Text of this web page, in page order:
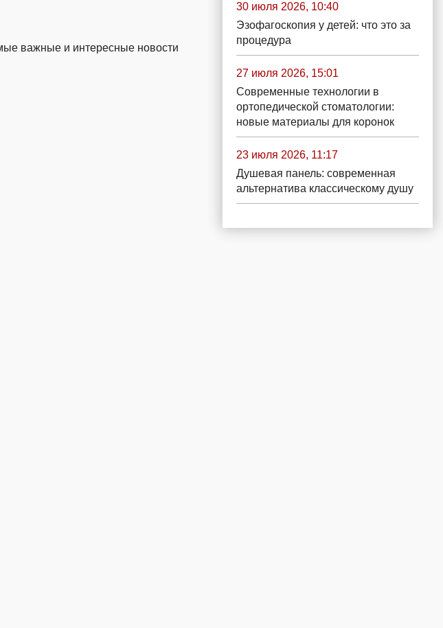
важные и интересные новости
30 июля 2026, 10:40
Эзофагоскопия у детей: что это за
процедура
27 июля 2026, 15:01
Современные технологии в
ортопедической стоматологии:
новые материалы для коронок
23 июля 2026, 11:17
Душевая панель: современная
альтернатива классическому душу